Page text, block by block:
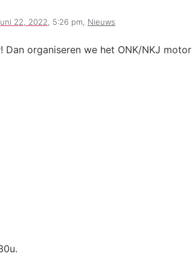
22, 2022 5:26 pm Nieuws
organiseren we het ONK/NKJ